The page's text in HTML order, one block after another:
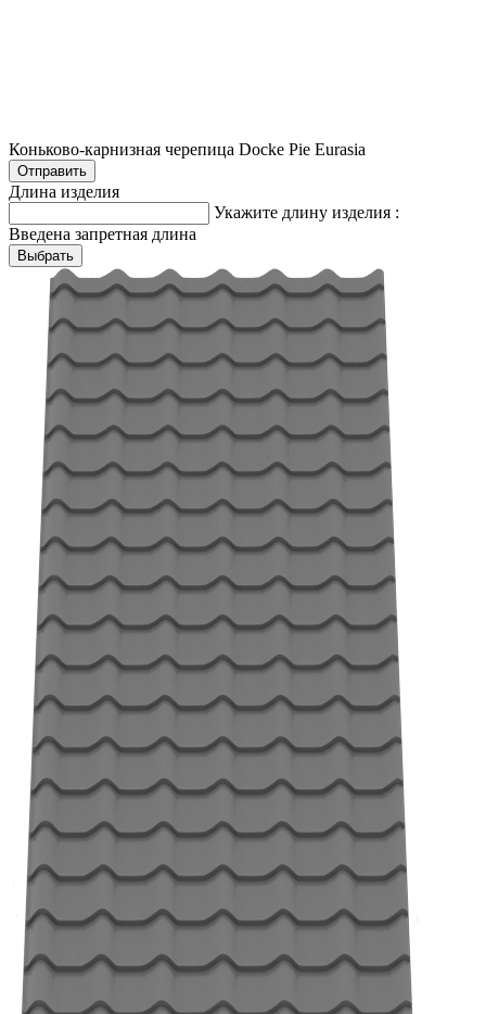
Коньково-карнизная черепица Docke Pie Eurasia
Длина изделия
Укажите длину изделия :
Введена запретная длина